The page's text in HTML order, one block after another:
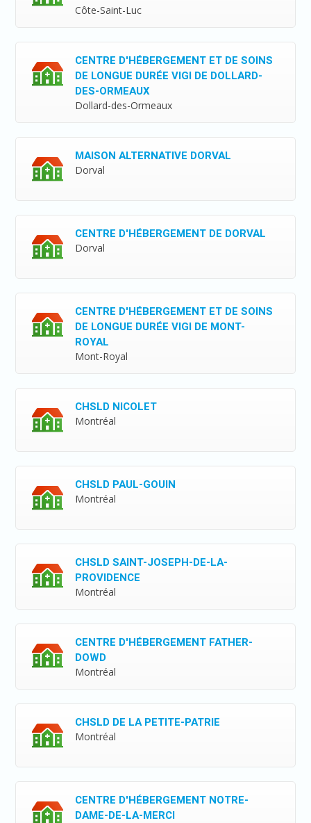
Côte-Saint-Luc
CENTRE D'HÉBERGEMENT ET DE SOINS
DE LONGUE DURÉE VIGI DE DOLLARD-
DES-ORMEAUX
Dollard-des-Ormeaux
MAISON ALTERNATIVE DORVAL
Dorval
CENTRE D'HÉBERGEMENT DE DORVAL
Dorval
CENTRE D'HÉBERGEMENT ET DE SOINS
DE LONGUE DURÉE VIGI DE MONT-
ROYAL
Mont-Royal
CHSLD NICOLET
Montréal
CHSLD PAUL-GOUIN
Montréal
CHSLD SAINT-JOSEPH-DE-LA-
PROVIDENCE
Montréal
CENTRE D'HÉBERGEMENT FATHER-
DOWD
Montréal
CHSLD DE LA PETITE-PATRIE
Montréal
CENTRE D'HÉBERGEMENT NOTRE-
DAME-DE-LA-MERCI